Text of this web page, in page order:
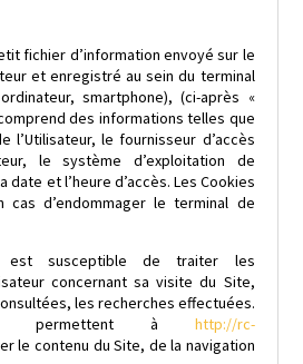
fichier d’information envoyé sur le
et enregistré au sein du terminal
smartphone), (ci-après «
des informations telles que
l’Utilisateur, le fournisseur d’accès
le système d’exploitation de
date et l’heure d’accès. Les Cookies
cas d’endommager le terminal de
est susceptible de traiter les
concernant sa visite du Site,
les recherches effectuées.
permettent à
http://rc-
le contenu du Site, de la navigation